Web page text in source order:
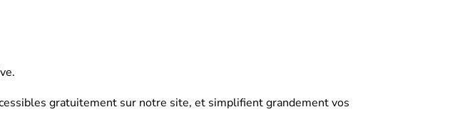
gratuitement sur notre site, et simplifient grandement vos